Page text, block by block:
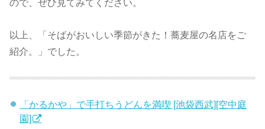
ので、ぜひ見てみてください。
以上、「そばがおいしい季節がきた！蕎麦屋の名店をご
紹介。」でした。
「かるかや」で手打ちうどんを満喫 [池袋西武][空中庭
園]